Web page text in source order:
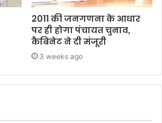
2011 की जनगणना के आधार
पर ही होगा पंचायत चुनाव,
कैबिनेट ने दी मंजूरी
3 weeks ago